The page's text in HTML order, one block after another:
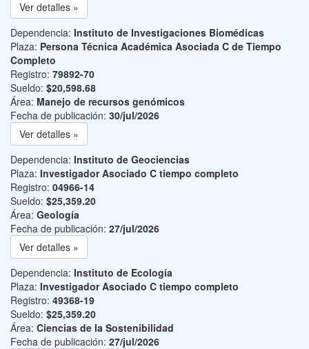
Ver detalles »
Dependencia: Instituto de Investigaciones Biomédicas
Plaza: Persona Técnica Académica Asociada C de Tiempo
Completo
Registro: 79892-70
Sueldo: $20,598.68
Área: Manejo de recursos genómicos
Fecha de publicación: 30/jul/2026
Ver detalles »
Dependencia: Instituto de Geociencias
Plaza: Investigador Asociado C tiempo completo
Registro: 04966-14
Sueldo: $25,359.20
Área: Geología
Fecha de publicación: 27/jul/2026
Ver detalles »
Dependencia: Instituto de Ecología
Plaza: Investigador Asociado C tiempo completo
Registro: 49368-19
Sueldo: $25,359.20
Área: Ciencias de la Sostenibilidad
Fecha de publicación: 27/jul/2026